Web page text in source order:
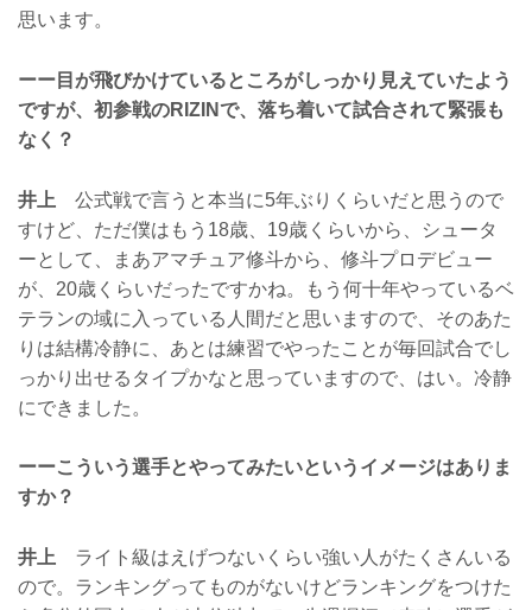
思います。
ーー目が飛びかけているところがしっかり見えていたよう
ですが、初参戦のRIZINで、落ち着いて試合されて緊張も
なく？
井上 公式戦で言うと本当に5年ぶりくらいだと思うので
すけど、ただ僕はもう18歳、19歳くらいから、シュータ
ーとして、まあアマチュア修斗から、修斗プロデビュー
が、20歳くらいだったですかね。もう何十年やっているベ
テランの域に入っている人間だと思いますので、そのあた
りは結構冷静に、あとは練習でやったことが毎回試合でし
っかり出せるタイプかなと思っていますので、はい。冷静
にできました。
ーーこういう選手とやってみたいというイメージはありま
すか？
井上 ライト級はえげつないくらい強い人がたくさんいる
ので。ランキングってものがないけどランキングをつけた